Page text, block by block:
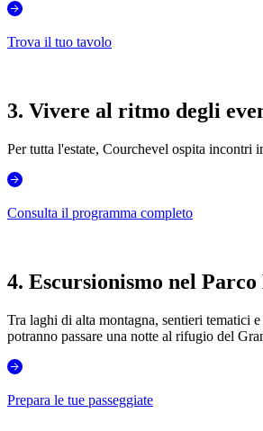
Trova il tuo tavolo
3. Vivere al ritmo degli
Per tutta l'estate, Courchevel ospita incontri
Consulta il programma completo
4. Escursionismo nel
Tra laghi di alta montagna, sentieri tematici
potranno passare una notte al rifugio del
Prepara le tue passeggiate